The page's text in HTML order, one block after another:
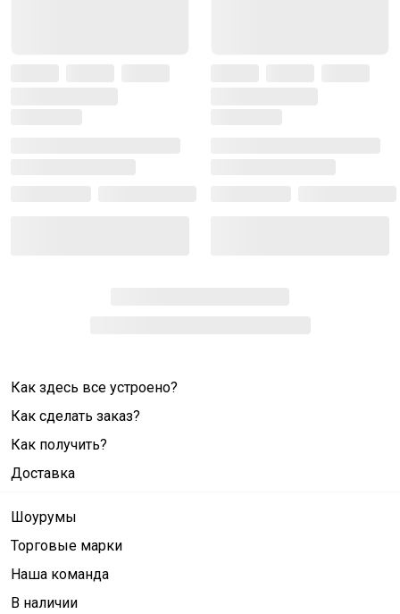
Как здесь все устроено?
Как сделать заказ?
Как получить?
Доставка
Шоурумы
Торговые марки
Наша команда
В наличии